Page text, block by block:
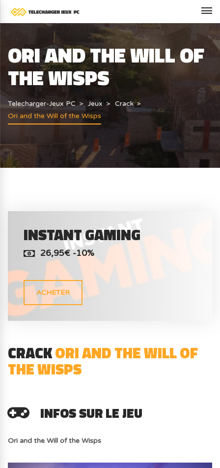
ORI AND THE WILL OF
THE WISPS
Telecharger-Jeux PC Jeux
Crack
Ori and the Will of the Wisps
INSTANT GAMING
26,95€ -10%
ACHETER
CRACKORI AND THE WILL OF
THE WISPS
INFOS SUR LE JEU
Ori and the Will of the Wisps